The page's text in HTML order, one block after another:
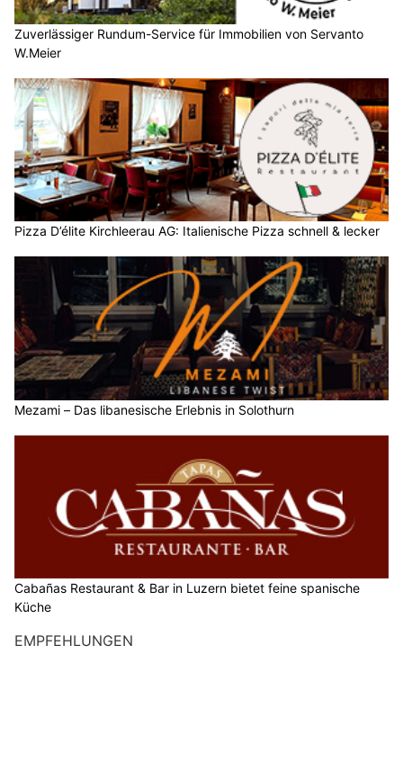
Zuverlässiger Rundum-Service für Immobilien von Servanto
W.Meier
Pizza D’élite Kirchleerau AG: Italienische Pizza schnell & lecker
Mezami – Das libanesische Erlebnis in Solothurn
Cabañas Restaurant & Bar in Luzern bietet feine spanische
Küche
EMPFEHLUNGEN